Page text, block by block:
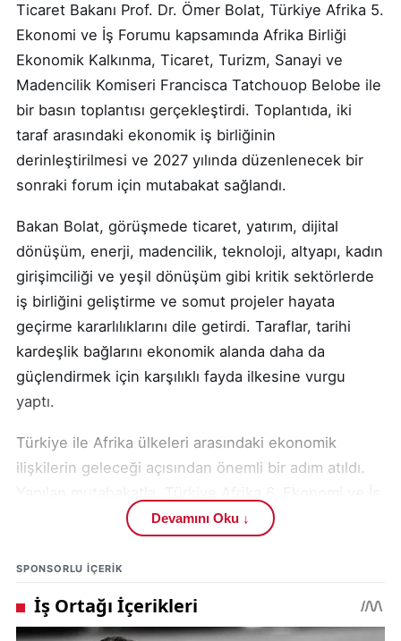
Ticaret Bakanı Prof. Dr. Ömer Bolat, Türkiye Afrika 5.
Ekonomi ve İş Forumu kapsamında Afrika Birliği
Ekonomik Kalkınma, Ticaret, Turizm, Sanayi ve
Madencilik Komiseri Francisca Tatchouop Belobe ile
bir basın toplantısı gerçekleştirdi. Toplantıda, iki
taraf arasındaki ekonomik iş birliğinin
derinleştirilmesi ve 2027 yılında düzenlenecek bir
sonraki forum için mutabakat sağlandı.
Bakan Bolat, görüşmede ticaret, yatırım, dijital
dönüşüm, enerji, madencilik, teknoloji, altyapı, kadın
girişimciliği ve yeşil dönüşüm gibi kritik sektörlerde
iş birliğini geliştirme ve somut projeler hayata
geçirme kararlılıklarını dile getirdi. Taraflar, tarihi
kardeşlik bağlarını ekonomik alanda daha da
güçlendirmek için karşılıklı fayda ilkesine vurgu
yaptı.
Türkiye ile Afrika ülkeleri arasındaki ekonomik
ilişkilerin geleceği açısından önemli bir adım atıldı.
Forumu'nun 2027 yılında düzenlenmesi konusunda
pekiştirmenin ve yeni fırsat alanlarını keşfetmenin
platformu olacak.
Bakan Bolat, Türkiye'nin Afrika politikasının
Devamını Oku ↓
SPONSORLU IÇERIK